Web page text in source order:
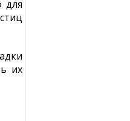
для
их